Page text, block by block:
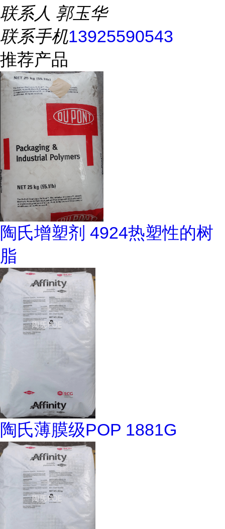
联系人 郭玉华
联系手机13925590543
推荐产品
陶氏增塑剂 4924热塑性的树
脂
陶氏薄膜级POP 1881G